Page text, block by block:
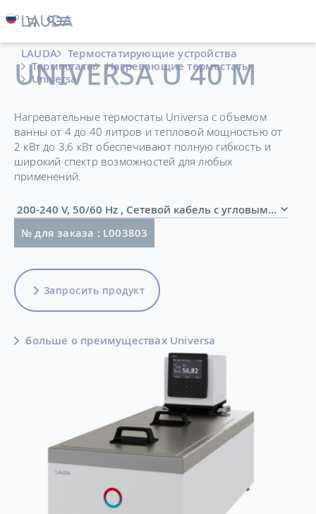
LAUDA
Термостатирующие устройства
Термостаты
Нагревающие термостаты
Universa
UNIVERSA U 40 M
Нагревательные термостаты Universa с объемом
ванны от 4 до 40 литров и тепловой мощностью от
2 кВт до 3,6 кВт обеспечивают полную гибкость и
широкий спектр возможностей для любых
применений.
200-240 V, 50/60 Hz , Сетевой кабель с угловым
№ для заказа : L003803
Запросить продукт
больше о преимуществах Universa